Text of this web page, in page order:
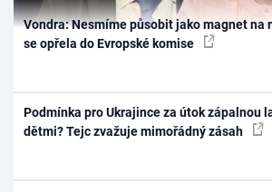
Vondra: Nesmíme působit jako magnet na
se opřela do Evropské komise
Podmínka pro Ukrajince za útok zápalnou
dětmi? Tejc zvažuje mimořádný zásah